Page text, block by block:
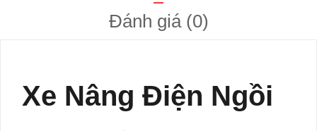
Đánh giá (0)
Xe Nâng Điện Ngồi